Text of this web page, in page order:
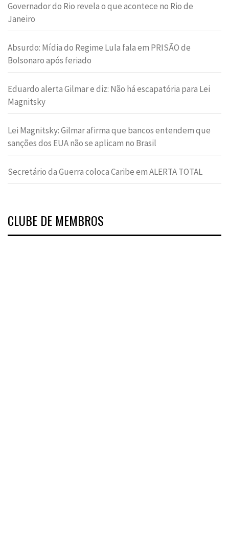
Governador do Rio revela o que acontece no Rio de
Janeiro
Absurdo: Mídia do Regime Lula fala em PRISÃO de
Bolsonaro após feriado
Eduardo alerta Gilmar e diz: Não há escapatória para Lei
Magnitsky
Lei Magnitsky: Gilmar afirma que bancos entendem que
sanções dos EUA não se aplicam no Brasil
Secretário da Guerra coloca Caribe em ALERTA TOTAL
CLUBE DE MEMBROS